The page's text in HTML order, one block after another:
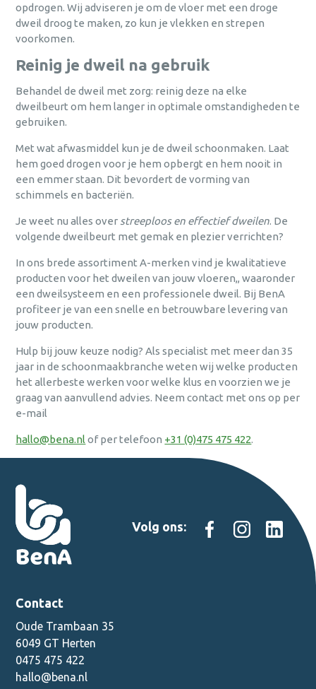
opdrogen. Wij adviseren je om de vloer met een droge
dweil droog te maken, zo kun je vlekken en strepen
voorkomen.
Reinig je dweil na gebruik
Behandel de dweil met zorg: reinig deze na elke
dweilbeurt om hem langer in optimale omstandigheden te
gebruiken.
Met wat afwasmiddel kun je de dweil schoonmaken. Laat
hem goed drogen voor je hem opbergt en hem nooit in
een emmer staan. Dit bevordert de vorming van
schimmels en bacteriën.
Je weet nu alles over streeploos en effectief dweilen. De
volgende dweilbeurt met gemak en plezier verrichten?
In ons brede assortiment A-merken vind je kwalitatieve
producten voor het dweilen van jouw vloeren,, waaronder
een dweilsysteem en een professionele dweil. Bij BenA
profiteer je van een snelle en betrouwbare levering van
jouw producten.
Hulp bij jouw keuze nodig? Als specialist met meer dan 35
jaar in de schoonmaakbranche weten wij welke producten
het allerbeste werken voor welke klus en voorzien we je
graag van aanvullend advies. Neem contact met ons op per
e-mail
hallo@bena.nl of per telefoon +31 (0)475 475 422.
Volg ons:
Contact
Oude Trambaan 35
6049 GT Herten
0475 475 422
hallo@bena.nl